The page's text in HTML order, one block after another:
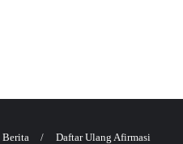
Berita
Daftar Ulang Afirmasi